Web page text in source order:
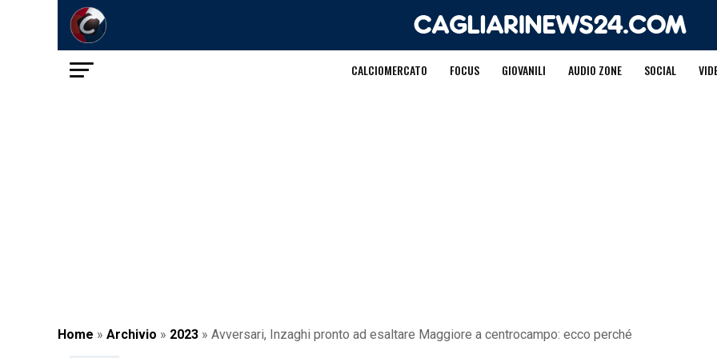
CALCIOMERCATO FOCUS GIOVANILI AUDIO ZONE SOCIAL
Home » Archivio » 2023 » Avversari, Inzaghi pronto ad esaltare Maggiore a centrocampo: ecco perché